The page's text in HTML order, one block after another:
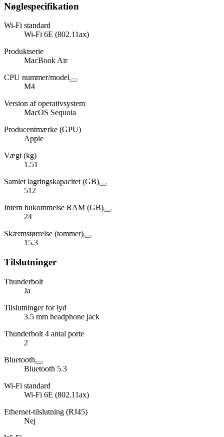
Nøglespecifikation
Wi-Fi standard
Wi-Fi 6E (802.11ax)
Produktserie
MacBook Air
CPU nummer/model
M4
Version af operativsystem
MacOS Sequoia
Producentmærke (GPU)
Apple
Vægt (kg)
1.51
Samlet lagringskapacitet (GB)
512
Intern hukommelse RAM (GB)
24
Skærmstørrelse (tommer)
15.3
Tilslutninger
Thunderbolt
Ja
Tilslutninger for lyd
3.5 mm headphone jack
Thunderbolt 4 antal porte
2
Bluetooth
Bluetooth 5.3
Wi-Fi standard
Wi-Fi 6E (802.11ax)
Ethernet-tilslutning (RJ45)
Nej